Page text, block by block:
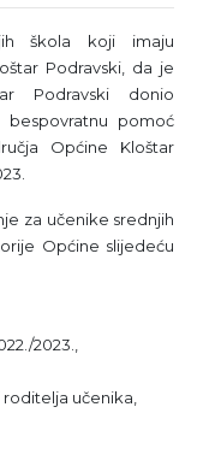
škola koji imaju
Podravski, da je
Podravski donio
bespovratnu pomoć
Općine Kloštar
23.
za učenike srednjih
Općine slijedeću
2023.,
roditelja učenika,